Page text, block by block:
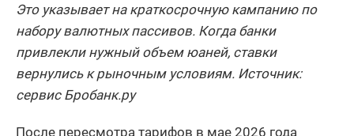
Это указывает на краткосрочную кампанию по
набору валютных пассивов. Когда банки
привлекли нужный объем юаней, ставки
вернулись к рыночным условиям. Источник:
сервис Бробанк.ру
После пересмотра тарифов в мае 2026 года